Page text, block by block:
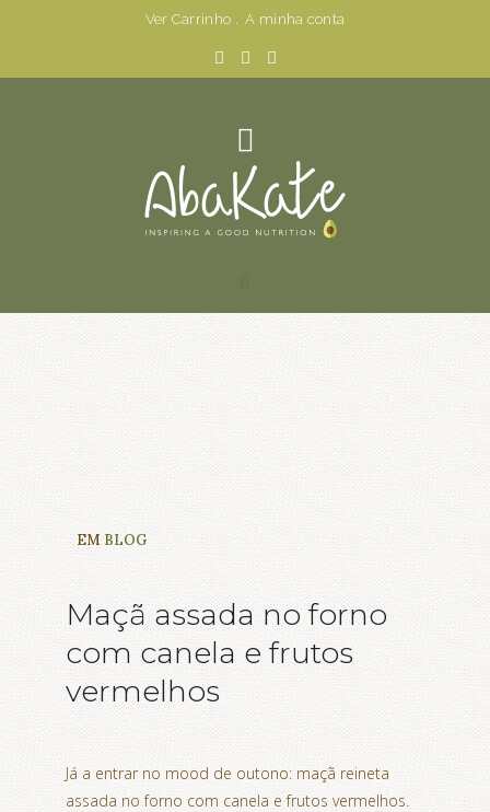
Ver Carrinho .A minha conta
EM BLOG
Maçã assada no forno
com canela e frutos
vermelhos
Já a entrar no mood de outono: maçã reineta
assada no forno com canela e frutos vermelhos.